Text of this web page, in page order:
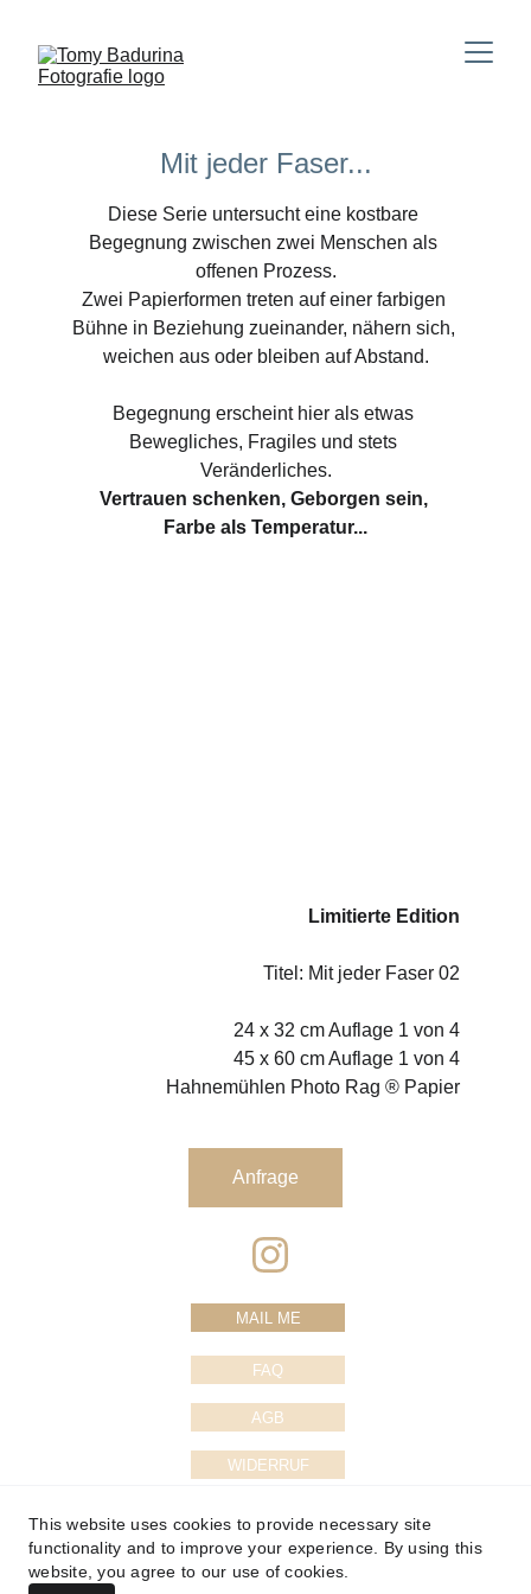
Mit jeder Faser...
Diese Serie untersucht eine kostbare
Begegnung zwischen zwei Menschen als
offenen Prozess.
Zwei Papierformen treten auf einer farbigen
Bühne in Beziehung zueinander, nähern sich,
weichen aus oder bleiben auf Abstand.
Begegnung erscheint hier als etwas
Bewegliches, Fragiles und stets
Veränderliches.
Vertrauen schenken, Geborgen sein,
Farbe als Temperatur...
Limitierte Edition
Titel: Mit jeder Faser 02
24 x 32 cm Auflage 1 von 4
  45 x 60 cm Auflage 1 von 4
Hahnemühlen Photo Rag ® Papier
Anfrage
AGB
WIDERRUF
IMPRESSUM
FAQ
MAIL ME
This website uses cookies to provide necessary site
functionality and to improve your experience. By using this
website, you agree to our use of cookies.